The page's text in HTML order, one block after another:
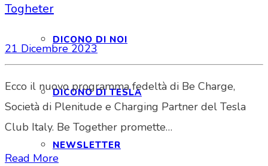
DICONO DI NOI
DICONO DI TESLA
NEWSLETTER
Togheter
21 Dicembre 2023
Ecco il nuovo programma fedeltà di Be Charge,
Società di Plenitude e Charging Partner del Tesla
Club Italy. Be Together promette…
Read More